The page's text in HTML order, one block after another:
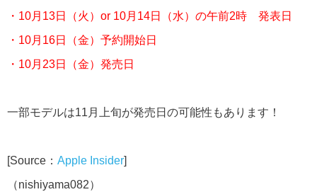
・10月13日（火）or 10月14日（水）の午前2時 発表日
・10月16日（金）予約開始日
・10月23日（金）発売日
一部モデルは11月上旬が発売日の可能性もあります！
[Source： Apple Insider]
（nishiyama082）